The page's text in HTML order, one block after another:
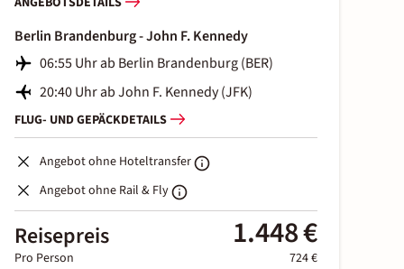
Berlin Brandenburg - John F. Kennedy
06:55 Uhr ab Berlin Brandenburg (BER)
20:40 Uhr ab John F. Kennedy (JFK)
FLUG- UND GEPÄCKDETAILS
Angebot ohne Hoteltransfer
Angebot ohne Rail & Fly
Reisepreis 1.448 €
Pro Person 724 €